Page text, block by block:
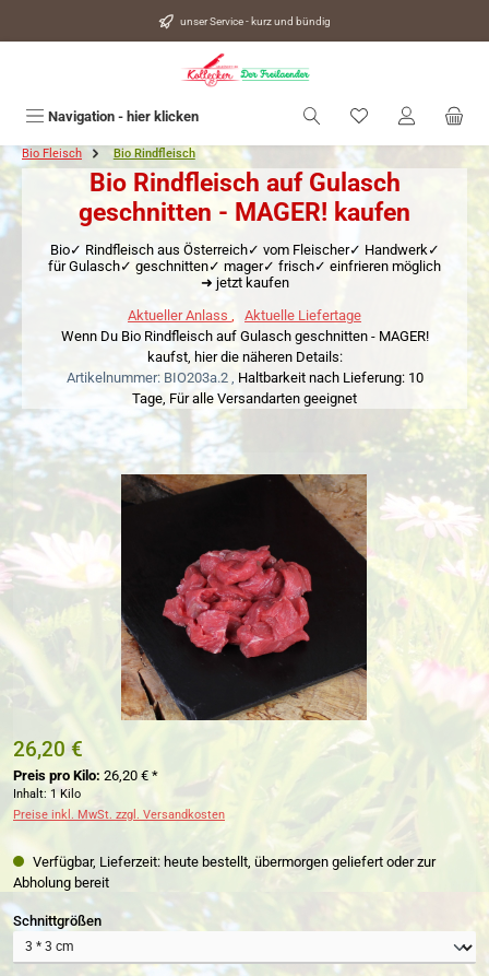
unser Service - kurz und bündig
Navigation - hier klicken Du hast 0
Bio Fleisch Bio Rindfleisch
Bio Rindfleisch auf Gulasch
geschnitten - MAGER! kaufen
Bio✓ Rindfleisch aus Österreich✓ vom Fleischer✓ Handwerk✓
für Gulasch✓ geschnitten✓ mager✓ frisch✓ einfrieren möglich
➜ jetzt kaufen
Aktueller Anlass
Aktuelle Liefertage
Wenn Du Bio Rindfleisch auf Gulasch geschnitten - MAGER!
kaufst, hier die näheren Details:
Artikelnummer: BIO203a.2 , Haltbarkeit nach Lieferung: 10
Tage, Für alle Versandarten geeignet
Bildergalerie überspringen
26,20 €
Preis pro Kilo: 26,20 € *
Inhalt: 1 Kilo
Preise inkl. MwSt. zzgl. Versandkosten
Verfügbar, Lieferzeit: heute bestellt, übermorgen geliefert oder zur
Abholung bereit
Schnittgrößenauswählen